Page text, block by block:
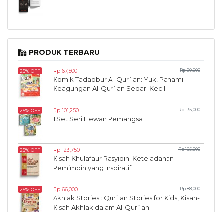
PRODUK TERBARU
25% OFF Rp 67,500 Rp 90,000
Komik Tadabbur Al-Qur`an: Yuk! Pahami
Keagungan Al-Qur`an Sedari Kecil
25% OFF Rp 101,250 Rp 135,000
1 Set Seri Hewan Pemangsa
25% OFF Rp 123,750 Rp 165,000
Kisah Khulafaur Rasyidin: Keteladanan
Pemimpin yang Inspiratif
25% OFF Rp 66,000 Rp 88,000
Akhlak Stories : Qur`an Stories for Kids, Kisah-
Kisah Akhlak dalam Al-Qur`an